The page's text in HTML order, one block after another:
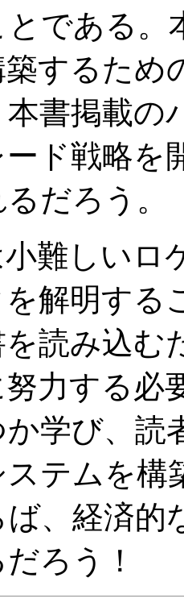
である。
築するた
書掲載の
ド戦略を
だろう。
難しいロ
解明する
読み込む
力する必
学び、読
ステムを
ば、経済的
ろう！